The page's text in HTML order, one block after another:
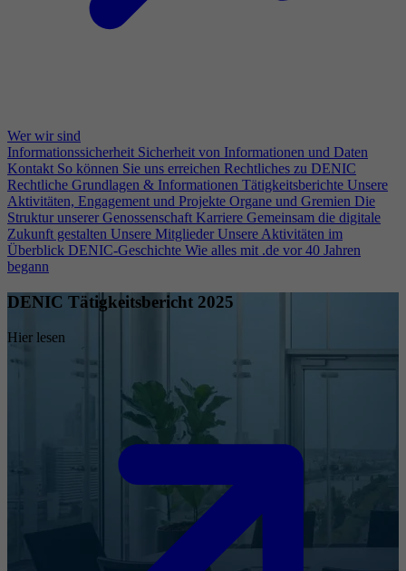
Wer wir sind
Informationssicherheit Sicherheit von Informationen und Daten
Kontakt So können Sie uns erreichen Rechtliches zu DENIC
Rechtliche Grundlagen & Informationen Tätigkeitsberichte Unsere
Aktivitäten, Engagement und Projekte Organe und Gremien Die
Struktur unserer Genossenschaft Karriere Gemeinsam die digitale
Zukunft gestalten Unsere Mitglieder Unsere Aktivitäten im
Überblick DENIC-Geschichte Wie alles mit .de vor 40 Jahren
begann
DENIC Tätigkeitsbericht 2025
Hier lesen